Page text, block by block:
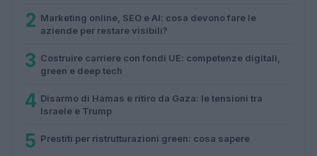
2 Marketing online, SEO e AI: cosa devono fare le
aziende per restare visibili?
3 Costruire carriere con fondi UE: competenze digitali,
green e deep tech
4 Disarmo di Hamas e ritiro da Gaza: le tensioni tra
Israele e Trump
5 Prestiti per ristrutturazioni green: cosa sapere